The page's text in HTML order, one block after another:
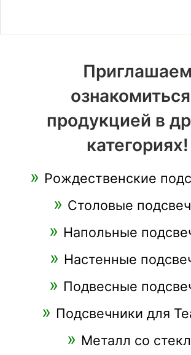
Приглашаем
продукцией в
категориях!
Рождественские
Столовые
Напольные
Настенные
Подвесные
Подсвечники для
Металл со